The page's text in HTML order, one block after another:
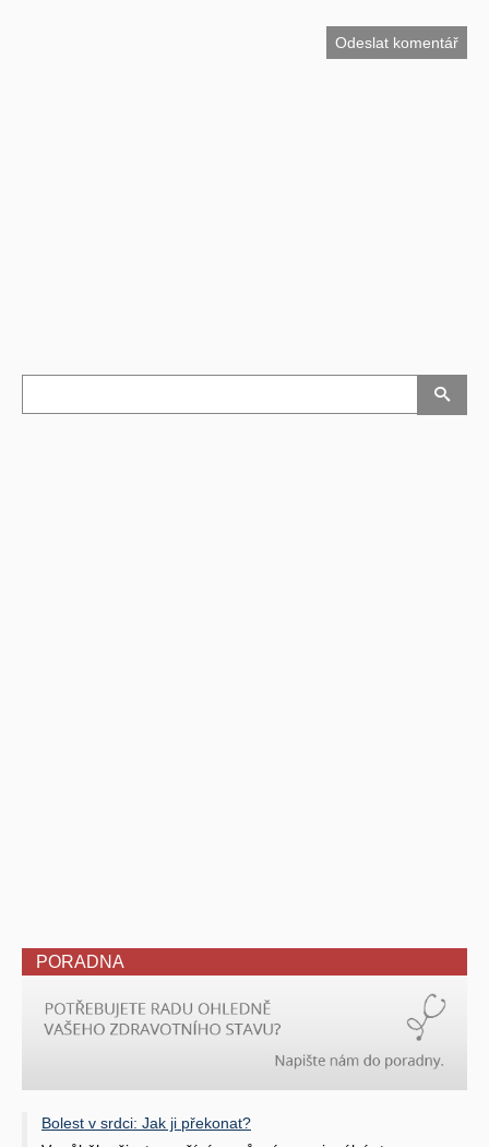
PORADNA
Bolest v srdci: Jak ji překonat?